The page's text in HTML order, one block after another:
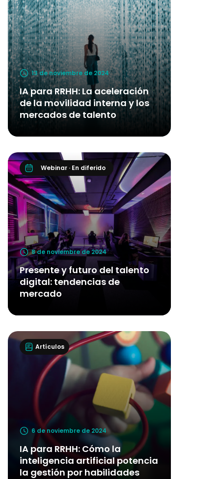
13 de noviembre de 2024
IA para RRHH: La aceleración
de la movilidad interna y los
mercados de talento
Webinar · En diferido
8 de noviembre de 2024
Presente y futuro del talento
digital: tendencias de
mercado
Artículos
6 de noviembre de 2024
IA para RRHH: Cómo la
inteligencia artificial potencia
la gestión por habilidades